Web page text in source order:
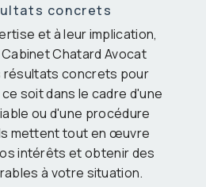
concrets
et à leur implication,
Chatard Avocat
résultats concrets pour
soit dans le cadre d'une
ou d'une procédure
mettent tout en œuvre
intérêts et obtenir des
à votre situation.